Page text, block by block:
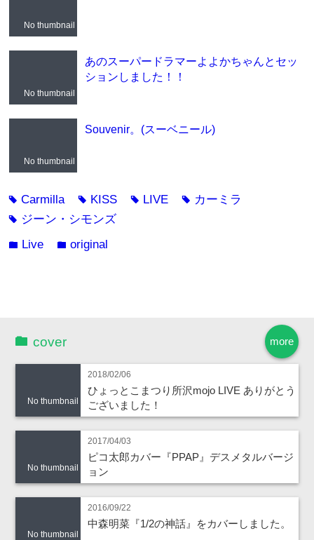
No thumbnail
No thumbnail
あのスーパードラマーよよかちゃんとセッ
ションしました！！
No thumbnail
Souvenir。(スーベニール)
tagCarmilla tag KISS tag LIVE tag カーミラ
tag ジーン・シモンズ
folder Live folderoriginal
more
cover
No thumbnail
2018/02/06
ひょっとこまつり所沢mojo LIVE ありがとう
ございました！
No thumbnail
2017/04/03
ピコ太郎カバー『PPAP』デスメタルバージ
ョン
No thumbnail
2016/09/22
中森明菜『1/2の神話』をカバーしました。